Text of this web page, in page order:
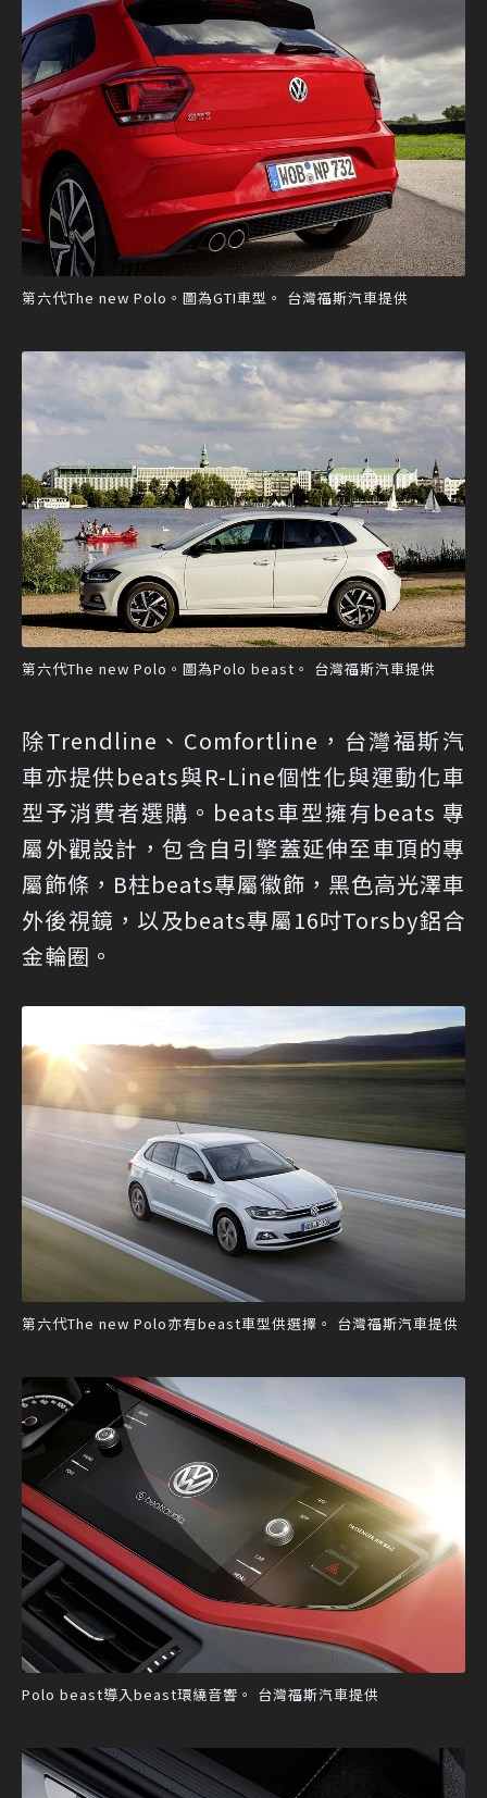
第六代The new Polo。圖為GTI車型。 台灣福斯汽車提供
第六代The new Polo。圖為Polo beast。 台灣福斯汽車提供
除Trendline、Comfortline，台灣福斯汽
車亦提供beats與R-Line個性化與運動化車
型予消費者選購。beats車型擁有beats 專
屬外觀設計，包含自引擎蓋延伸至車頂的專
屬飾條，B柱beats專屬徽飾，黑色高光澤車
外後視鏡，以及beats專屬16吋Torsby鋁合
金輪圈。
第六代The new Polo亦有beast車型供選擇。 台灣福斯汽車提供
Polo beast導入beast環繞音響。 台灣福斯汽車提供